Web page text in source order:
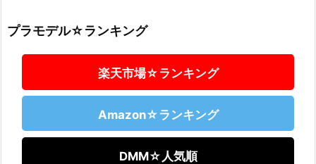
プラモデル☆ランキング
楽天市場☆ランキング
Amazon☆ランキング
DMM☆人気順